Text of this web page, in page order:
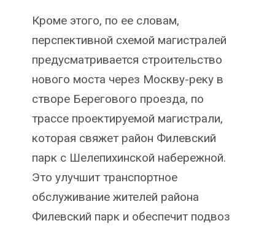
Кроме этого, по ее словам,
перспективной схемой магистралей
предусматривается строительство
нового моста через Москву-реку в
створе Берегового проезда, по
трассе проектируемой магистрали,
которая свяжет район Филевский
парк с Шелепихинской набережной.
Это улучшит транспортное
обслуживание жителей района
Филевский парк и обеспечит подвоз